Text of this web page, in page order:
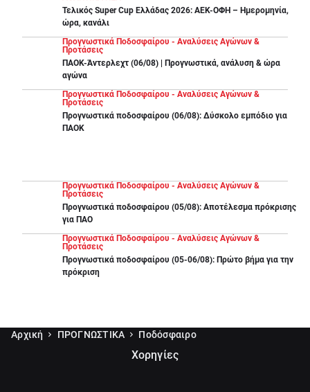
Τελικός Super Cup Ελλάδας 2026: ΑΕΚ-ΟΦΗ – Ημερομηνία,
ώρα, κανάλι
Προγνωστικά Ποδοσφαίρου - Αναλύσεις Αγώνων &
Προτάσεις
ΠΑΟΚ-Άντερλεχτ (06/08) | Προγνωστικά, ανάλυση & ώρα
αγώνα
Προγνωστικά Ποδοσφαίρου - Αναλύσεις Αγώνων &
Προτάσεις
Προγνωστικά ποδοσφαίρου (06/08): Δύσκολο εμπόδιο για
ΠΑΟΚ
Προγνωστικά Ποδοσφαίρου - Αναλύσεις Αγώνων &
Προτάσεις
Προγνωστικά ποδοσφαίρου (05/08): Αποτέλεσμα πρόκρισης
για ΠΑΟ
Προγνωστικά Ποδοσφαίρου - Αναλύσεις Αγώνων &
Προτάσεις
Προγνωστικά ποδοσφαίρου (05-06/08): Πρώτο βήμα για την
πρόκριση
Αρχική ΠΡΟΓΝΩΣΤΙΚΑ Ποδόσφαιρο
Χορηγίες